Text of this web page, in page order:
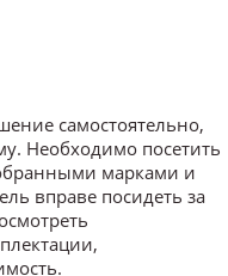
самостоятельно,
Необходимо посетить
марками и
вправе посидеть за